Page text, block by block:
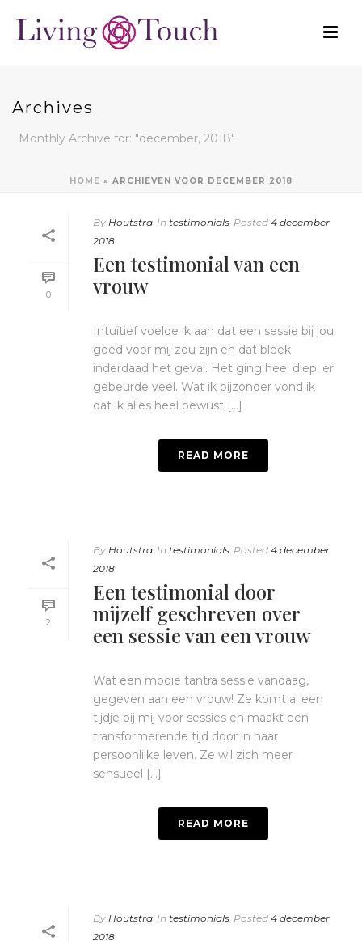
Archives
Monthly Archive for: "december, 2018"
HOME » ARCHIEVEN VOOR DECEMBER 2018
0
By Houtstra In testimonials Posted 4 december
2018
Een testimonial van een
vrouw
Intuïtief voelde ik aan dat een sessie bij jou
goed voor mij zou zijn en dat bleek
inderdaad het geval. Het ging heel diep, er
gebeurde veel. Wat ik bijzonder vond ik
dat ik alles heel bewust [...]
READ MORE
2
By Houtstra In testimonials Posted 4 december
2018
Een testimonial door
mijzelf geschreven over
een sessie van een vrouw
Wat een mooie tantra sessie vandaag,
gegeven aan een vrouw! Ze komt al een
tijdje bij mij voor sessies en maakt een
transformerende tijd door in haar
persoonlijke leven. Ze wil zich meer
sensueel [...]
READ MORE
By Houtstra In testimonials Posted 4 december
2018